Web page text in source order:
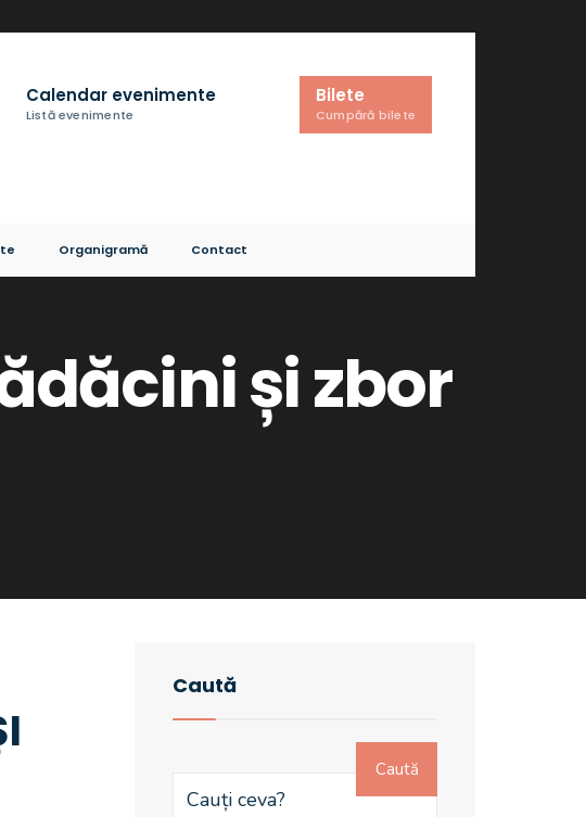
Calendar evenimente
Listă evenimente
Bilete
Cumpără bilete
Organigramă Contact
și zbor
Caută
Caută